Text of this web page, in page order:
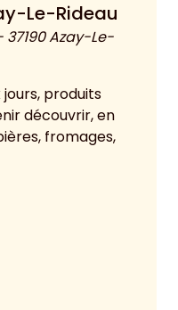
Le-Rideau
Azay-Le-
produits
découvrir, en
fromages,